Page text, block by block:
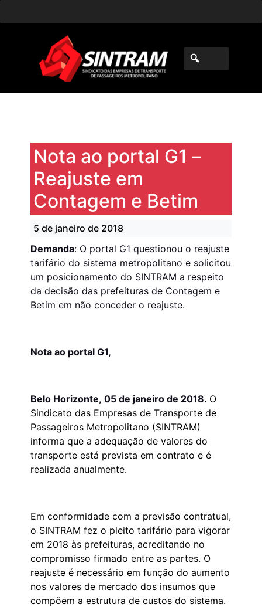
Nota ao portal G1 –
Reajuste em
Contagem e Betim
5 de janeiro de 2018
Demanda: O portal G1 questionou o reajuste
tarifário do sistema metropolitano e solicitou
um posicionamento do SINTRAM a respeito
da decisão das prefeituras de Contagem e
Betim em não conceder o reajuste.
Nota ao portal G1,
Belo Horizonte, 05 de janeiro de 2018. O
Sindicato das Empresas de Transporte de
Passageiros Metropolitano (SINTRAM)
informa que a adequação de valores do
transporte está prevista em contrato e é
realizada anualmente.
Em conformidade com a previsão contratual,
o SINTRAM fez o pleito tarifário para vigorar
em 2018 às prefeituras, acreditando no
compromisso firmado entre as partes. O
reajuste é necessário em função do aumento
nos valores de mercado dos insumos que
compõem a estrutura de custos do sistema.